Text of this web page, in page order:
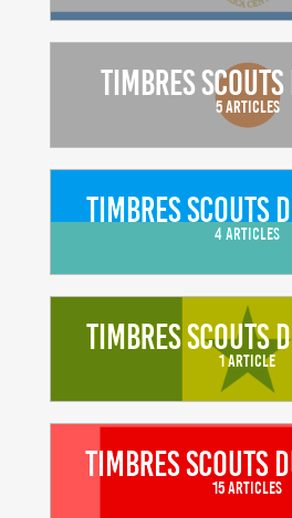
Timbres
5 Articles
Timbres scouts
4 Articles
Timbres scouts
1 Article
Timbres scouts
15 Articles